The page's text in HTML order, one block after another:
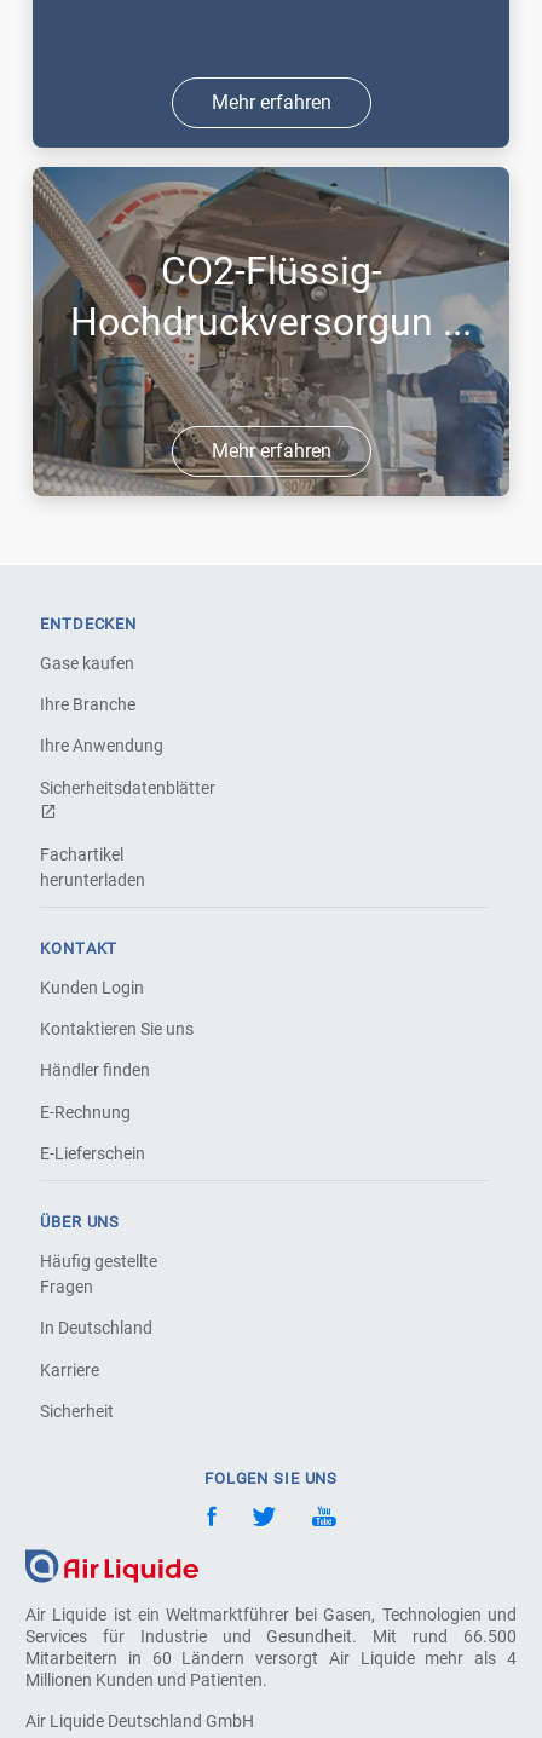
Mehr erfahren
CO2-Flüssig-
Hochdruckversorgun ...
Mehr erfahren
Air Liquide ist ein Weltmarktführer bei Gasen, Technologien und
Services für Industrie und Gesundheit. Mit rund 66.500
Mitarbeitern in 60 Ländern versorgt Air Liquide mehr als 4
Millionen Kunden und Patienten.
Air Liquide Deutschland GmbH
ENTDECKEN
Gase kaufen
Ihre Branche
Ihre Anwendung
Sicherheitsdatenblätter
Fachartikel
herunterladen
KONTAKT
Kunden Login
Kontaktieren Sie uns
Händler finden
E-Rechnung
E-Lieferschein
ÜBER UNS
Häufig gestellte
Fragen
In Deutschland
Karriere
Sicherheit
FOLGEN SIE UNS